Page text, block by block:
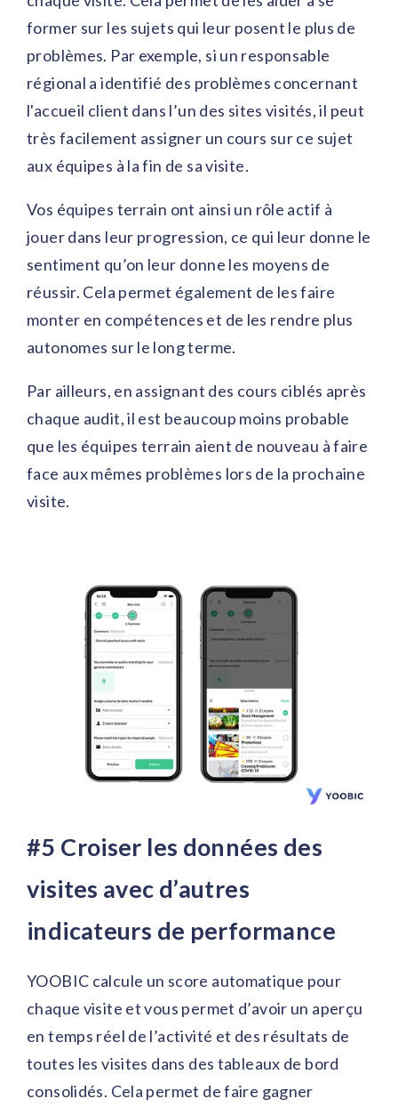
former sur les sujets qui leur posent le plus de
problèmes. Par exemple, si un responsable
régional a identifié des problèmes concernant
l'accueil client dans l’un des sites visités, il peut
très facilement assigner un cours sur ce sujet
aux équipes à la fin de sa visite.
Vos équipes terrain ont ainsi un rôle actif à
jouer dans leur progression, ce qui leur donne le
sentiment qu’on leur donne les moyens de
réussir. Cela permet également de les faire
monter en compétences et de les rendre plus
autonomes sur le long terme.
Par ailleurs, en assignant des cours ciblés après
chaque audit, il est beaucoup moins probable
que les équipes terrain aient de nouveau à faire
face aux mêmes problèmes lors de la prochaine
visite.
#5 Croiser les données des
visites avec d’autres
indicateurs de performance
YOOBIC calcule un score automatique pour
chaque visite et vous permet d’avoir un aperçu
en temps réel de l’activité et des résultats de
toutes les visites dans des tableaux de bord
consolidés. Cela permet de faire gagner